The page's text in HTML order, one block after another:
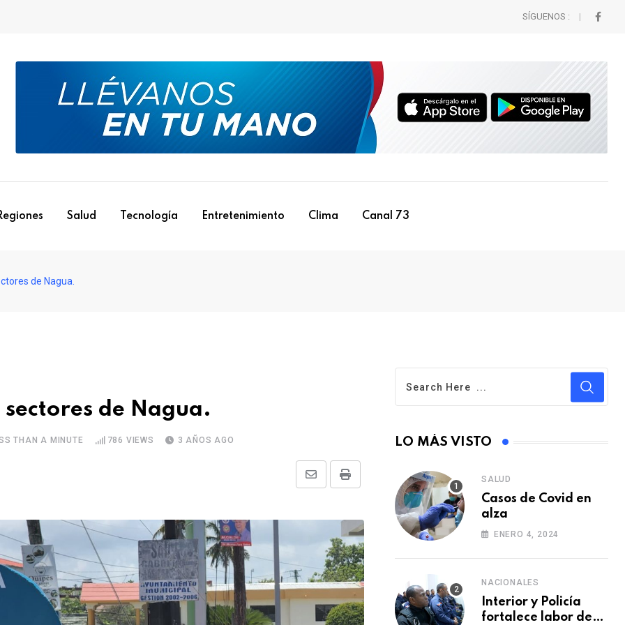
SÍGUENOS :
Salud Tecnología Entretenimiento Clima Canal 73
de Nagua.
de Nagua.
THAN A MINUTE 786 VIEWS 3 AÑOS AGO
P
i
n
t
a
v
i
a
LO MÁS VISTO
SALUD
Casos de Covid en
alza
ENERO 4, 2024
NACIONALES
Interior y Policía
fortalece labor de